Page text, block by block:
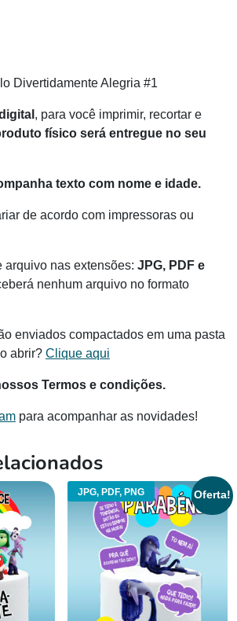
Divertidamente Alegria #1
, para você imprimir, recortar e
físico será entregue no seu
texto com nome e idade.
de acordo com impressoras ou
arquivo nas extensões: JPG, PDF e
nenhum arquivo no formato
enviados compactados em uma pasta
abrir? Clique aqui
Termos e condições.
para acompanhar as novidades!
JPG, PDF, PNG Oferta!